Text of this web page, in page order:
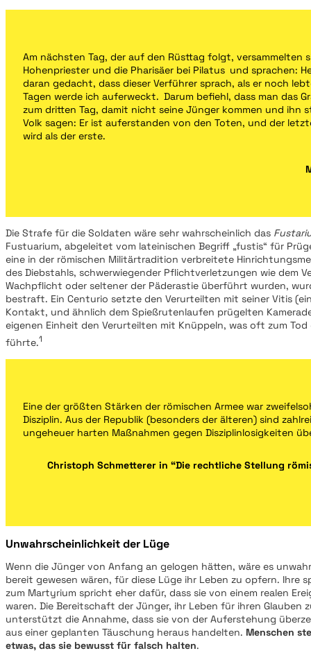
Am nächsten Tag, der auf den Rüsttag folgt, versammelten
Hohenpriester und die Pharisäer bei Pilatus und sprachen:
daran gedacht, dass dieser Verführer sprach, als er noch
Tagen werde ich auferweckt. Darum befiehl, dass man das
zum dritten Tag, damit nicht seine Jünger kommen und ihn
Volk sagen: Er ist auferstanden von den Toten, und der
wird als der erste.
Die Strafe für die Soldaten wäre sehr wahrscheinlich das
Fustuarium, abgeleitet vom lateinischen Begriff „fustis“ für
eine in der römischen Militärtradition verbreitete
des Diebstahls, schwerwiegender Pflichtverletzungen wie dem
Wachpflicht oder seltener der Päderastie überführt wurden,
bestraft. Ein Centurio setzte den Verurteilten mit seiner Vitis
Kontakt, und ähnlich dem Spießrutenlaufen prügelten
eigenen Einheit den Verurteilten mit Knüppeln, was oft zum
führte.1
Eine der größten Stärken der römischen Armee war
Disziplin. Aus der Republik (besonders der älteren) sind
ungeheuer harten Maßnahmen gegen Disziplinlosigkeiten
Christoph Schmetterer in “Die rechtliche Stellung
Unwahrscheinlichkeit der Lüge
Wenn die Jünger von Anfang an gelogen hätten, wäre es
bereit gewesen wären, für diese Lüge ihr Leben zu opfern. Ihre
zum Martyrium spricht eher dafür, dass sie von einem realen
waren. Die Bereitschaft der Jünger, ihr Leben für ihren Glauben
unterstützt die Annahme, dass sie von der Auferstehung
aus einer geplanten Täuschung heraus handelten. Menschen
etwas, das sie bewusst für falsch halten.